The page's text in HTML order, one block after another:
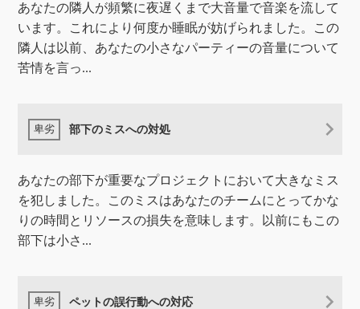
あなたの隣人が頻繁に夜遅くまで大音量で音楽を流して
います。これにより何度か睡眠が妨げられました。この
隣人は以前、あなたの小さなパーティーの音量について
苦情を言っ...
部下のミスへの対処
あなたの部下が重要なプロジェクトにおいて大きなミス
を犯しました。このミスはあなたのチームにとってかな
りの時間とリソースの損失を意味します。以前にもこの
部下は小さ...
ペットの誤行動への対応